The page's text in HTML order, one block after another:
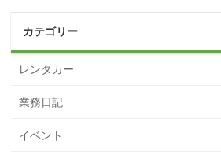
カテゴリー
レンタカー
業務日記
イベント